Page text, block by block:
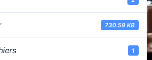
730.59 KB
1